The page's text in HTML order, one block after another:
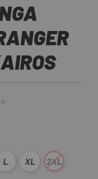
€
L XL 2XL